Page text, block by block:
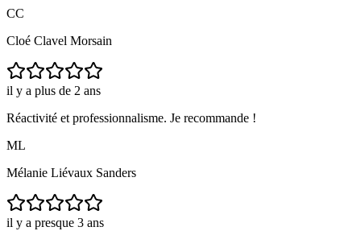
CC
Cloé Clavel Morsain
il y a plus de 2 ans
Réactivité et professionnalisme. Je recommande !
ML
Mélanie Liévaux Sanders
il y a presque 3 ans